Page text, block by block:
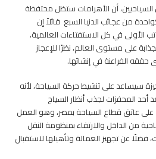
لعام
2018
مغلقة
أن الأهرامات ستظل محتفظة
من عجائب الدنيا السبع قائلاً إن
الأولى في كل الاستفتاءات العالمية،
على مستوى العالم، نظرًا للإعجاز
الفراعنة في إنشائها.
سيساعد على تنشيط حركة السياحة، لأنه
المحفزات لجذب أنظار السياح
على عاتق قطاع السياحة بمصر، وهو العمل
من الداخل والارتقاء بمنظومة النقل
فضلًا عن تجهيز العمالة وتأهيلها لاستقبال